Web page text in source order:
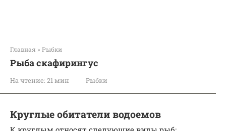
Главная » Рыбки
Рыба скафирингус
На чтение: 21 мин Рыбки
Круглые обитатели водоемов